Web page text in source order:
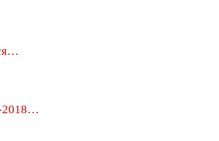
2018…